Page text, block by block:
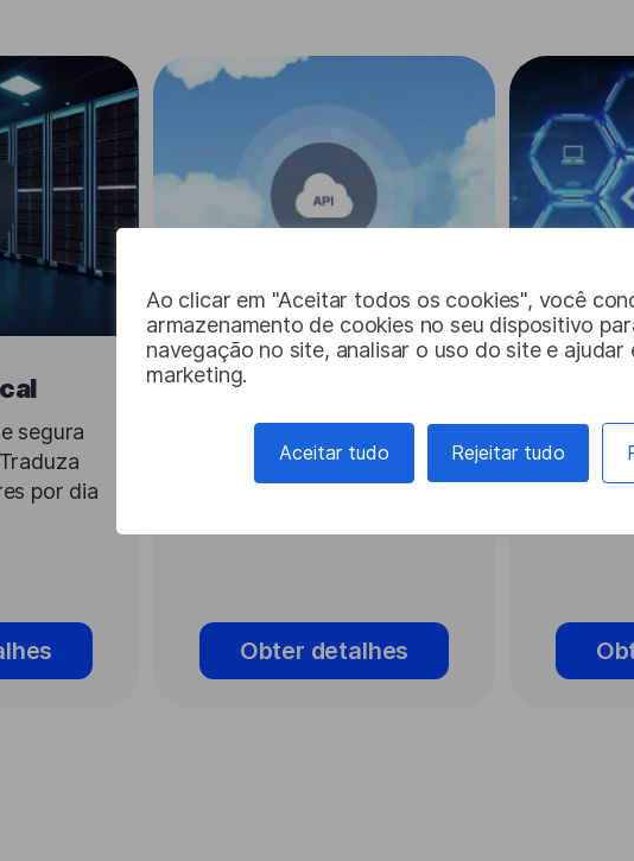
Ao clicar em "Aceitar todos os cookies", você
armazenamento de cookies no seu dispositivo
navegação no site, analisar o uso do site e
marketing.
Aceitar tudo Rejeitar tudo
segura
por dia
API de nuvem
Tradução ilimitada e segura
por um preço fixo. Traduza
bilhões de caracteres por dia
Obter detalhes
iOS,
para